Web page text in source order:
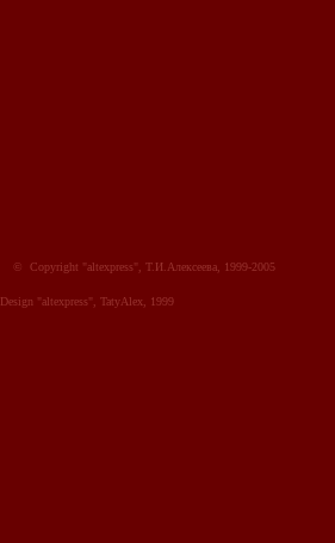
© Copyright "altexpress", Т.И.Алексеева, 1999-2005
Design "altexpress", TatyAlex, 1999